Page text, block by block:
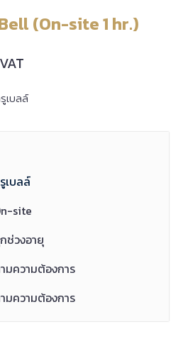
(On-site 1 hr.)
เบลล์
เบลล์
site
ช่วงอายุ
มความต้องการ
มความต้องการ